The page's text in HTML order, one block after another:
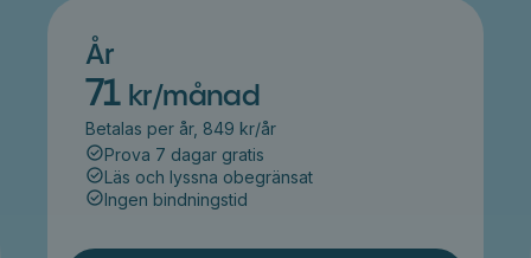
År
71 kr/månad
Betalas per år, 849 kr/år
Prova 7 dagar gratis
Läs och lyssna obegränsat
Ingen bindningstid